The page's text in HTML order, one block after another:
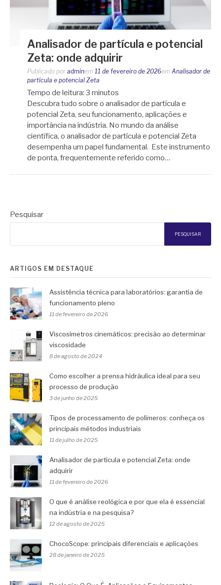
Analisador de partícula e potencial
Zeta: onde adquirir
Publicado por adminem 11 de fevereiro de 2026em Analisador de
partícula e potencial Zeta
Tempo de leitura: 3 minutos
Descubra tudo sobre o analisador de partícula e
potencial Zeta, seu funcionamento, aplicações e
importância na indústria. No mundo da análise
científica, o analisador de partícula e potencial Zeta
desempenha um papel fundamental. Este instrumento
de ponta, frequentemente referido como…
Pesquisar
PESQUISAR
ARTIGOS EM DESTAQUE
Assistência técnica para laboratórios: garantia de
funcionamento pleno
11 de fevereiro de 2026
Viscosímetros cinemáticos: precisão ao determinar
viscosidade
8 de agosto de 2024
Como escolher a prensa hidráulica ideal para seu
processo de produção
3 de junho de 2025
Tipos de processamento de polímeros: conheça os
principais métodos industriais
11 de julho de 2025
Analisador de partícula e potencial Zeta: onde
adquirir
11 de fevereiro de 2026
O que é análise reológica e por que ela é essencial
na indústria e na pesquisa?
12 de agosto de 2025
ChocoScope: principais diferenciais e aplicações
28 de janeiro de 2025